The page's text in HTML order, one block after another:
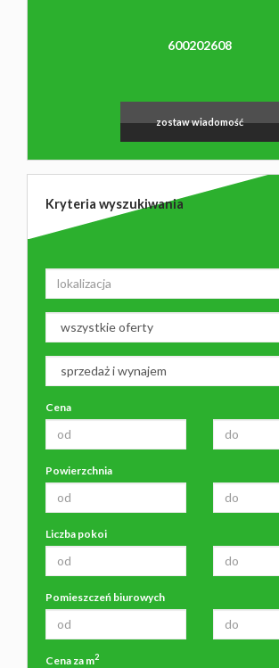
600202608
zostaw wiadomość
Kryteria wyszukiwania
Cena
Powierzchnia
Liczba pokoi
Pomieszczeń biurowych
Cena za m2